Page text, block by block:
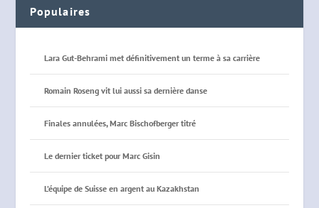
Populaires
Lara Gut-Behrami met définitivement un terme à sa carrière
Romain Roseng vit lui aussi sa dernière danse
Finales annulées, Marc Bischofberger titré
Le dernier ticket pour Marc Gisin
L’équipe de Suisse en argent au Kazakhstan